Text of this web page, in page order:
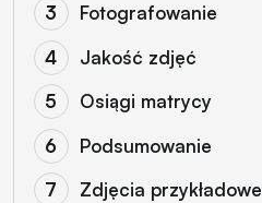
Fotografowanie
Jakość zdjęć
Osiągi matrycy
Podsumowanie
Zdjęcia przykładowe